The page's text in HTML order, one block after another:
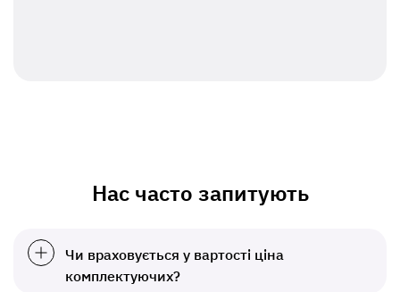
Нас часто запитують
Чи враховується у вартості ціна
комплектуючих?